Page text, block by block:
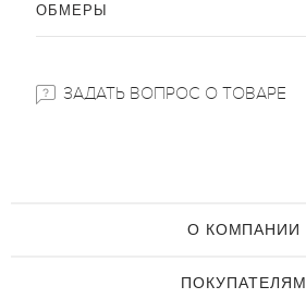
ОБМЕРЫ
ЗАДАТЬ ВОПРОС О ТОВАРЕ
О КОМПАНИИ
ПОКУПАТЕЛЯМ